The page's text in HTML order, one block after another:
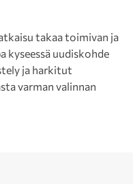
takaa toimivan ja
kyseessä uudiskohde
ja harkitut
varman valinnan